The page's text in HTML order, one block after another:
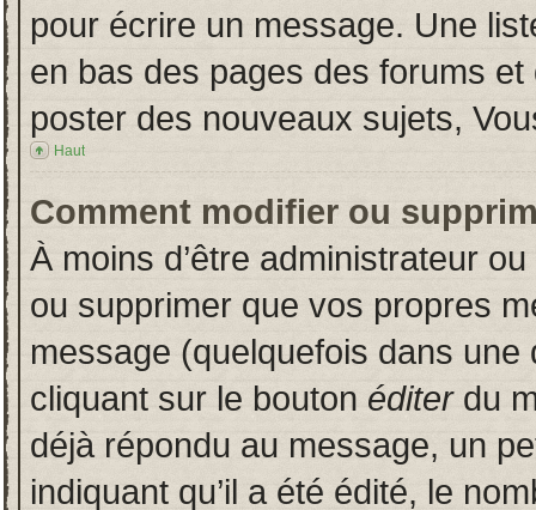
pour écrire un message. Une
en bas des pages des forums
poster des nouveaux sujets,
Haut
Comment modifier ou
À moins d’être administrateur
ou supprimer que vos propres
message (quelquefois dans
cliquant sur le bouton éditerdu
déjà répondu au message, un
indiquant qu’il a été édité, le